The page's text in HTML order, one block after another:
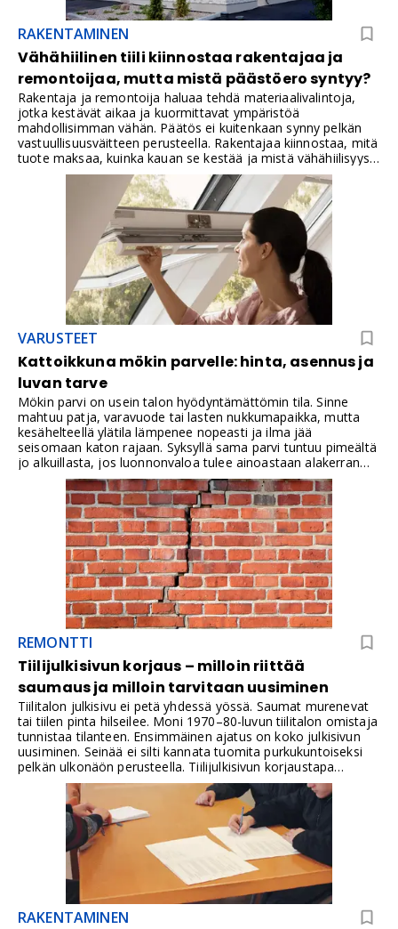
RAKENTAMINEN
Vähähiilinen tiili kiinnostaa rakentajaa ja
remontoijaa, mutta mistä päästöero syntyy?
Rakentaja ja remontoija haluaa tehdä materiaalivalintoja,
jotka kestävät aikaa ja kuormittavat ympäristöä
mahdollisimman vähän. Päätös ei kuitenkaan synny pelkän
vastuullisuusväitteen perusteella. Rakentajaa kiinnostaa, mitä
tuote maksaa, kuinka kauan se kestää ja mistä vähähiilisyys
voidaan oikeasti todentaa.
VARUSTEET
Kattoikkuna mökin parvelle: hinta, asennus ja
luvan tarve
Mökin parvi on usein talon hyödyntämättömin tila. Sinne
mahtuu patja, varavuode tai lasten nukkumapaikka, mutta
kesähelteellä ylätila lämpenee nopeasti ja ilma jää
seisomaan katon rajaan. Syksyllä sama parvi tuntuu pimeältä
jo alkuillasta, jos luonnonvaloa tulee ainoastaan alakerran
ikkunoista tai pienestä päätyikkunasta.Silloin kyse ei ole
sisustuspulmasta, vaan tilan käytettävyydestä. Parvesta on
vähän iloa, jos siellä on tukala nukkua, hankala lukea ja
vaikea tuulettaa saunan tai hellepäivän jälkeen. Kattoikkuna
tuo valon suoraan katon lappeen läpi ja antaa lämpimälle
ilmalle luontevan poistoreitin silloin, kun ikkuna avataan
tuuletusta varten.
REMONTTI
Tiilijulkisivun korjaus – milloin riittää
saumaus ja milloin tarvitaan uusiminen
Tiilitalon julkisivu ei petä yhdessä yössä. Saumat murenevat
tai tiilen pinta hilseilee. Moni 1970–80-luvun tiilitalon omistaja
tunnistaa tilanteen. Ensimmäinen ajatus on koko julkisivun
uusiminen. Seinää ei silti kannata tuomita purkukuntoiseksi
pelkän ulkonäön perusteella. Tiilijulkisivun korjaustapa
valitaan rakenteen teknisen kunnon mukaan. Tiilijulkisivu on
lähtökohtaisesti pitkäikäinen rakenne. Ongelma ei
useimmiten piilee itse tiilissä, vaan siitä, miten kosteus
pääsee rakenteeseen ja mitä se siellä tekee. Kun vaurioihin
puututaan ajoissa ja korjaustapa valitaan oikein, sama
julkisivu voi palvella vielä vuosikymmeniä.
RAKENTAMINEN